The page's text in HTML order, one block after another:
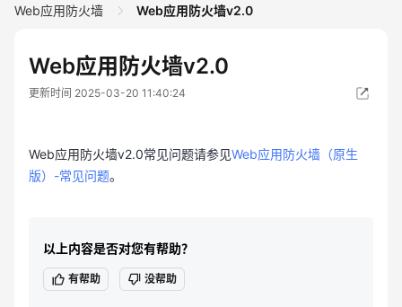
Web应用防火墙
Web应用防火墙v2.0
Web应用防火墙v2.0
更新时间 2025-03-20 11:40:24
Web应用防火墙v2.0常见问题请参见Web应用防火墙（原生
版）-常见问题。
以上内容是否对您有帮助？
有帮助 没帮助